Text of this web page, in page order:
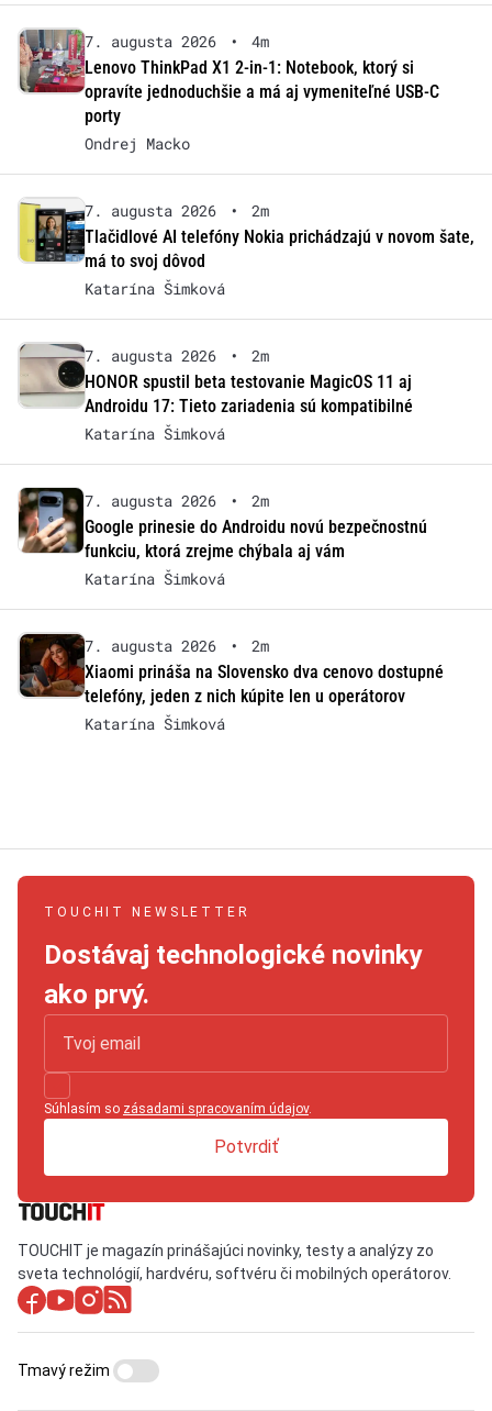
7. augusta 2026 •
4m
Lenovo ThinkPad X1 2-in-1: Notebook, ktorý si
opravíte jednoduchšie a má aj vymeniteľné USB-C
porty
Ondrej Macko
7. augusta 2026 •
2m
Tlačidlové AI telefóny Nokia prichádzajú v novom šate,
má to svoj dôvod
Katarína Šimková
7. augusta 2026 •
2m
HONOR spustil beta testovanie MagicOS 11 aj
Androidu 17: Tieto zariadenia sú kompatibilné
Katarína Šimková
7. augusta 2026 •
2m
Google prinesie do Androidu novú bezpečnostnú
funkciu, ktorá zrejme chýbala aj vám
Katarína Šimková
7. augusta 2026 •
2m
Xiaomi prináša na Slovensko dva cenovo dostupné
telefóny, jeden z nich kúpite len u operátorov
Katarína Šimková
TOUCHIT NEWSLETTER
Dostávaj technologické novinky
ako prvý.
Súhlasím so zásadami spracovaním údajov.
Potvrdiť
TOUCHIT je magazín prinášajúci novinky, testy a analýzy zo
sveta technológií, hardvéru, softvéru či mobilných operátorov.
Tmavý režim